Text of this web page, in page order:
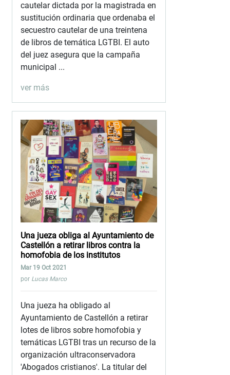
cautelar dictada por la magistrada en
sustitución ordinaria que ordenaba el
secuestro cautelar de una treintena
de libros de temática LGTBI. El auto
del juez asegura que la campaña
municipal ...
ver más
Una jueza obliga al Ayuntamiento de
Castellón a retirar libros contra la
homofobia de los institutos
Mar 19 Oct 2021
por Lucas Marco
Una jueza ha obligado al
Ayuntamiento de Castellón a retirar
lotes de libros sobre homofobia y
temáticas LGTBI tras un recurso de la
organización ultraconservadora
'Abogados cristianos'. La titular del